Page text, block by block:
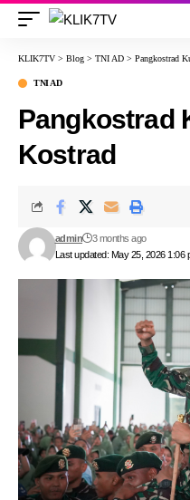
KLIK7TV > Blog > TNI AD > Pangkostrad
TNI AD
Pangkostrad
Kostrad
Last updated: May 25, 2026 1:06
admin 3 months ago